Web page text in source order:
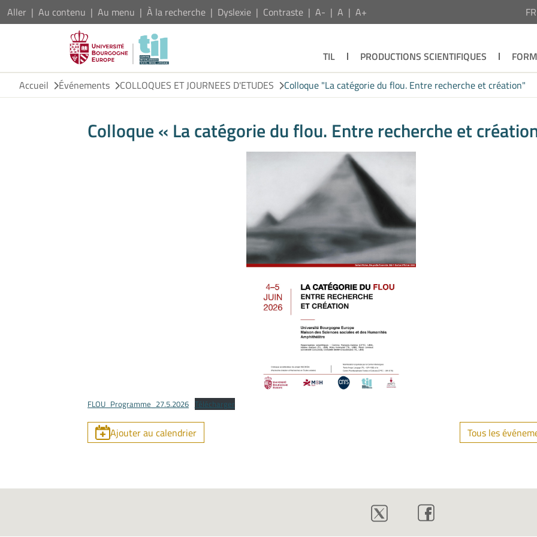
Aller Au contenu Au menu À la recherche Dyslexie Contraste A- A A+
TIL PRODUCTIONS SCIENTIFIQUES
Accueil
Événements COLLOQUES ET JOURNEES D'ETUDES Colloque "La catégorie du flou. Entre recherche et création"
Colloque « La catégorie du flou. Entre recherche et
FLOU_Programme_27.5.2026 Télécharger
Ajouter au calendrier Tous les